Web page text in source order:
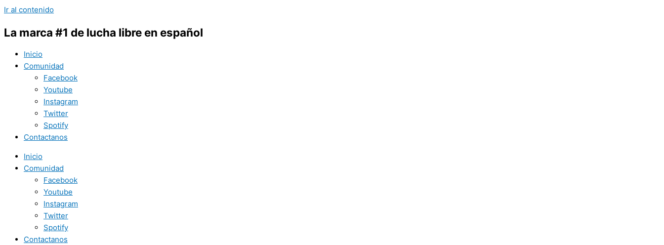
Ir al contenido
La marca #1 de lucha libre en español
Inicio
Comunidad
Facebook
Youtube
Instagram
Twitter
Spotify
Contactanos
Inicio
Comunidad
Facebook
Youtube
Instagram
Twitter
Spotify
Contactanos